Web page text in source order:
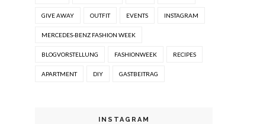
GIVE AWAY OUTFIT EVENTS INSTAGRAM
MERCEDES-BENZ FASHION WEEK
BLOGVORSTELLUNG FASHIONWEEK RECIPES
APARTMENT DIY GASTBEITRAG
INSTAGRAM